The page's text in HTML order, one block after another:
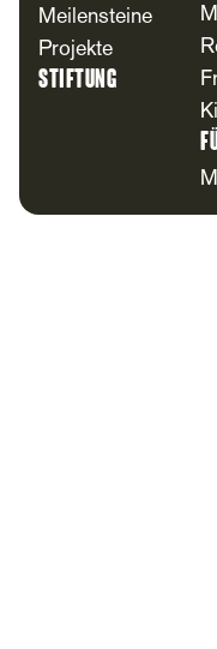
Meilensteine
Projekte
Stiftung